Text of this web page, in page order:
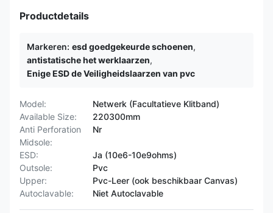
Productdetails
Markeren: esd goedgekeurde schoenen,
antistatische het werklaarzen,
Enige ESD de Veiligheidslaarzen van pvc
Model:
Netwerk (Facultatieve Klitband)
Available Size:
220300mm
Anti Perforation
Midsole:
Nr
ESD:
Ja (10e6-10e9ohms)
Outsole:
Pvc
Upper:
Pvc-Leer (ook beschikbaar Canvas)
Autoclavable:
Niet Autoclavable